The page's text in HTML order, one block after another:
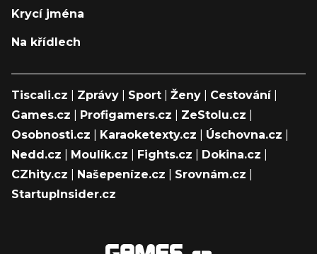
Krycí jména
Na křídlech
Tiscali.cz Zprávy Sport Ženy Cestování|
Games.cz
Profigamers.cz ZeStolu.cz
Osobnosti.cz
Karaoketexty.cz Úschovna.cz
Nedd.cz
Moulík.cz Fights.cz Dokina.cz
CZhity.cz
Našepeníze.cz Srovnám.cz
StartupInsider.cz